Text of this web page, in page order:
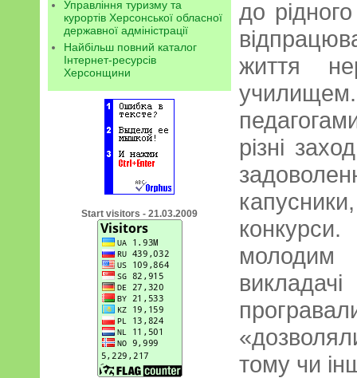
Управління туризму та
курортів Херсонської обласної
державної адміністрації
Найбільш повний каталог
Інтернет-ресурсів
Херсонщини
Start visitors - 21.03.2009
до
життя
різні
молодим
тому чи